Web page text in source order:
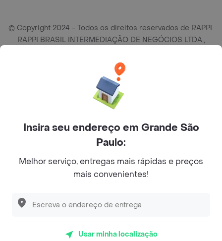
© Copyright 2024 - Todos os direitos reservados de RAPPI.
RAPPI BRASIL INTERMEDIAÇÃO DE NEGÓCIOS LTDA.,
conj. 91, Lado A, Cerqueira Cesar, São Paulo/SP CEP. 01414-
905, CNPJ/MF n° 26.900.161/0001-25.
Insira seu endereço em Grande São
Paulo:
Melhor serviço, entregas mais rápidas e preços
mais convenientes!
Usar minha localização